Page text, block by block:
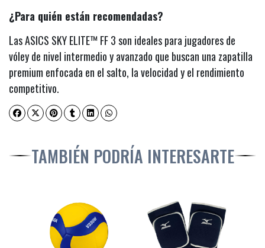
¿Para quién están recomendadas?
Las ASICS SKY ELITE™ FF 3 son ideales para jugadores de
vóley de nivel intermedio y avanzado que buscan una zapatilla
premium enfocada en el salto, la velocidad y el rendimiento
competitivo.
TAMBIÉN PODRÍA INTERESARTE